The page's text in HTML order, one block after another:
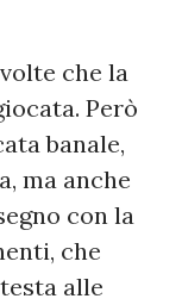
che la
Però
banale,
ma anche
con la
che
alle